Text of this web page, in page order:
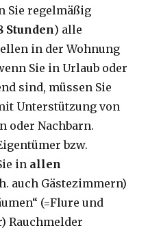
Sie regelmäßig
Stunden) alle
in der Wohnung
Sie in Urlaub oder
sind, müssen Sie
Unterstützung von
oder Nachbarn.
bzw.
in allen
auch Gästezimmern)
(=Flure und
Rauchmelder